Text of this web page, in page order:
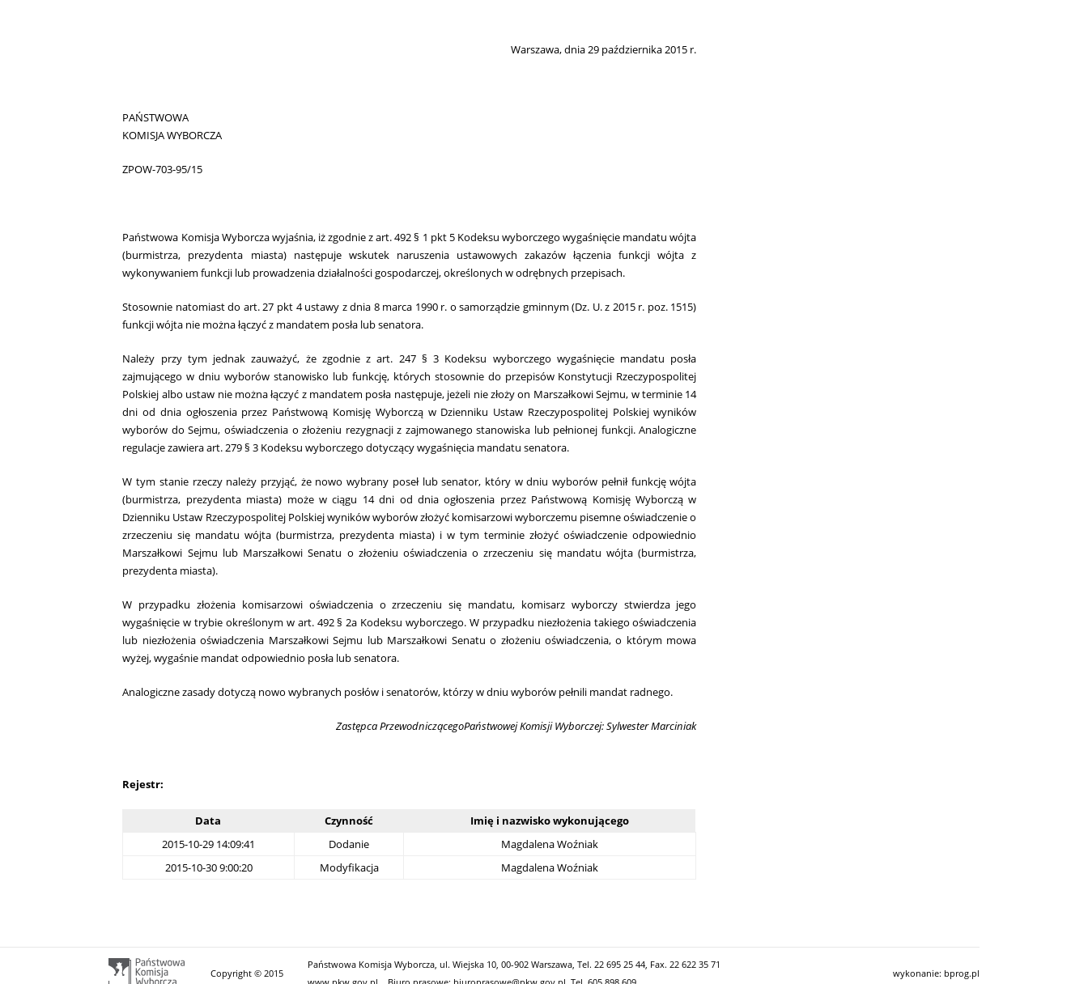
Warszawa, dnia 29 października 2015 r.
PAŃSTWOWA
KOMISJA WYBORCZA
ZPOW-703-95/15
Państwowa Komisja Wyborcza wyjaśnia, iż zgodnie z art. 492 § 1 pkt 5 Kodeksu wyborczego wygaśnięcie mandatu wójta
(burmistrza, prezydenta miasta) następuje wskutek naruszenia ustawowych zakazów łączenia funkcji wójta z
wykonywaniem funkcji lub prowadzenia działalności gospodarczej, określonych w odrębnych przepisach.
Stosownie natomiast do art. 27 pkt 4 ustawy z dnia 8 marca 1990 r. o samorządzie gminnym (Dz. U. z 2015 r. poz. 1515)
funkcji wójta nie można łączyć z mandatem posła lub senatora.
Należy przy tym jednak zauważyć, że zgodnie z art. 247 § 3 Kodeksu wyborczego wygaśnięcie mandatu posła
zajmującego w dniu wyborów stanowisko lub funkcję, których stosownie do przepisów Konstytucji Rzeczypospolitej
Polskiej albo ustaw nie można łączyć z mandatem posła następuje, jeżeli nie złoży on Marszałkowi Sejmu, w terminie 14
dni od dnia ogłoszenia przez Państwową Komisję Wyborczą w Dzienniku Ustaw Rzeczypospolitej Polskiej wyników
wyborów do Sejmu, oświadczenia o złożeniu rezygnacji z zajmowanego stanowiska lub pełnionej funkcji. Analogiczne
regulacje zawiera art. 279 § 3 Kodeksu wyborczego dotyczący wygaśnięcia mandatu senatora.
W tym stanie rzeczy należy przyjąć, że nowo wybrany poseł lub senator, który w dniu wyborów pełnił funkcję wójta
(burmistrza, prezydenta miasta) może w ciągu 14 dni od dnia ogłoszenia przez Państwową Komisję Wyborczą w
Dzienniku Ustaw Rzeczypospolitej Polskiej wyników wyborów złożyć komisarzowi wyborczemu pisemne oświadczenie o
zrzeczeniu się mandatu wójta (burmistrza, prezydenta miasta) i w tym terminie złożyć oświadczenie odpowiednio
Marszałkowi Sejmu lub Marszałkowi Senatu o złożeniu oświadczenia o zrzeczeniu się mandatu wójta (burmistrza,
prezydenta miasta).
W przypadku złożenia komisarzowi oświadczenia o zrzeczeniu się mandatu, komisarz wyborczy stwierdza jego
wygaśnięcie w trybie określonym w art. 492 § 2a Kodeksu wyborczego. W przypadku niezłożenia takiego oświadczenia
lub niezłożenia oświadczenia Marszałkowi Sejmu lub Marszałkowi Senatu o złożeniu oświadczenia, o którym mowa
wyżej, wygaśnie mandat odpowiednio posła lub senatora.
Analogiczne zasady dotyczą nowo wybranych posłów i senatorów, którzy w dniu wyborów pełnili mandat radnego.
Zastępca PrzewodniczącegoPaństwowej Komisji Wyborczej: Sylwester Marciniak
Rejestr:
Data Czynność
Imię i nazwisko wykonującego
2015-10-29 14:09:41
Dodanie
Magdalena Woźniak
2015-10-30 9:00:20
Modyfikacja Magdalena Woźniak
Copyright © 2015
Państwowa Komisja Wyborcza, ul. Wiejska 10, 00-902 Warszawa, Tel. 22 695 25 44, Fax. 22 622 35 71
wykonanie: bprog.pl